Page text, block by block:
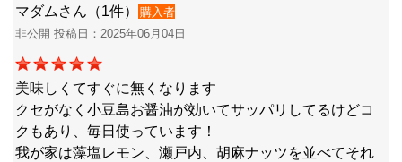
マダムさん（1件）
購入者
非公開 投稿日：2025年06月04日
美味しくてすぐに無くなります
クセがなく小豆島お醤油が効いてサッパリしてるけどコ
クもあり、毎日使っています！
我が家は藻塩レモン、瀬戸内、胡麻ナッツを並べてそれ